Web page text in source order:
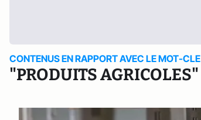
CONTENUS EN RAPPORT AVEC LE MOT-CLE
"PRODUITS AGRICOLES"